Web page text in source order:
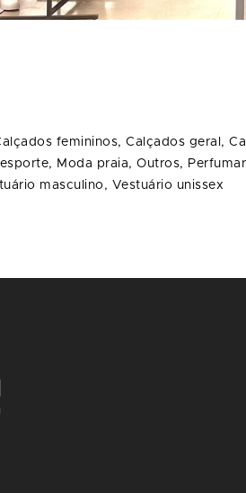
femininos,Calçados geral,
Moda praia,Outros,
masculino, Vestuário unissex